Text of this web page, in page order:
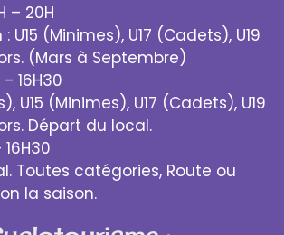
– 20H
U15 (Minimes), U17 (Cadets), U19
(Mars à Septembre)
– 16H30
U15 (Minimes), U17 (Cadets), U19
Départ du local.
16H30
Toutes catégories, Route ou
la saison.